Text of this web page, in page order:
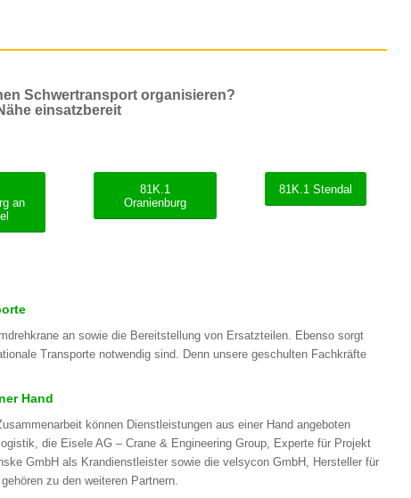
Schwertransport organisieren?
einsatzbereit
an
81K.1
Oranienburg
81K.1 Stendal
an sowie die Bereitstellung von Ersatzteilen. Ebenso sorgt
Transporte notwendig sind. Denn unsere geschulten Fachkräfte
Hand
können Dienstleistungen aus einer Hand angeboten
die Eisele AG – Crane & Engineering Group, Experte für Projekt
GmbH als Krandienstleister sowie die velsycon GmbH, Hersteller für
zu den weiteren Partnern.